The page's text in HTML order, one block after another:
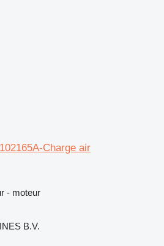
Charge air
- moteur
B.V.